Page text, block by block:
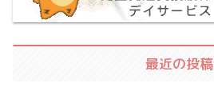
最近の投稿